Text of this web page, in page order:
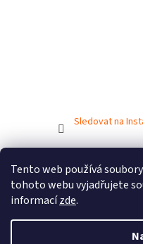
Tento web používá
tohoto webu vyjadřujete
informacízde.
Sledovat na